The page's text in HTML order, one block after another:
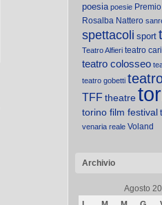
poesia poesie
Rosalba Nattero
spettacoli sport
Teatro Alfieri teatro
teatro colosseo
teatro gobetti
TFFtheatre
torino film festival
venaria reale Voland
Archivio
Agosto